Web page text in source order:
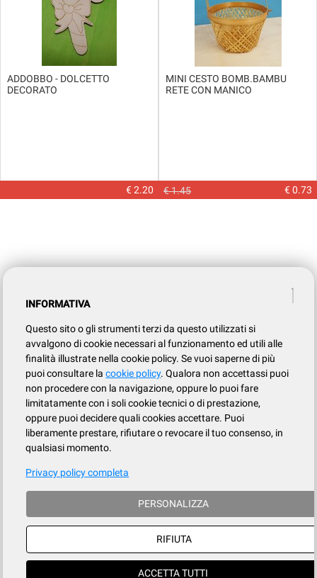
ADDOBBO - DOLCETTO
DECORATO
€ 2.20
MINI CESTO BOMB.BAMBU
RETE CON MANICO
€ 1.45 € 0.73
INFORMATIVA
Questo sito o gli strumenti terzi da questo utilizzati si
avvalgono di cookie necessari al funzionamento ed utili alle
finalità illustrate nella cookie policy. Se vuoi saperne di più
puoi consultare lacookie policy. Qualora non accettassi puoi
non procedere con la navigazione, oppure lo puoi fare
limitatamente con i soli cookie tecnici o di prestazione,
oppure puoi decidere quali cookies accettare. Puoi
liberamente prestare, rifiutare o revocare il tuo consenso, in
qualsiasi momento.
Privacy policy completa
PERSONALIZZA
RIFIUTA
ACCETTA TUTTI